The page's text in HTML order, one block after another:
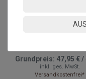
Grundpreis: 47,95 €/
inkl. ges. MwSt.
Versandkostenfrei*